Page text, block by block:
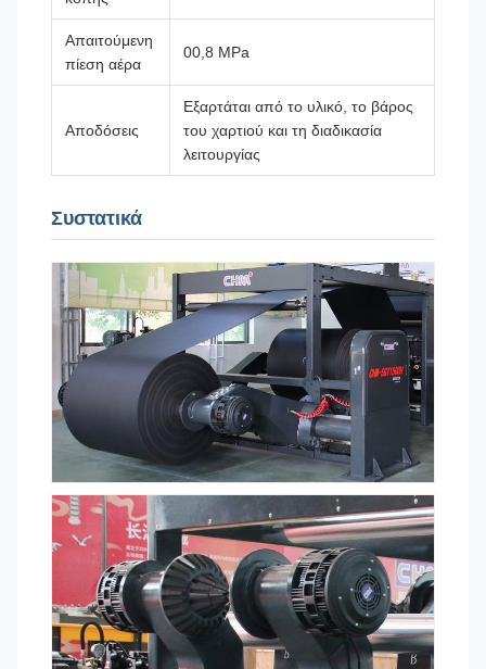
Απαιτούμενη
πίεση αέρα
00,8 MPa
Αποδόσεις
Εξαρτάται από το υλικό, το βάρος
του χαρτιού και τη διαδικασία
λειτουργίας
Συστατικά